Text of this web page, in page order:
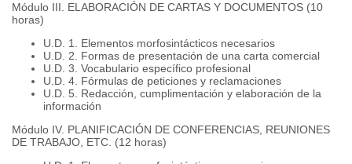
Módulo III. ELABORACIÓN DE CARTAS Y DOCUMENTOS (10
horas)
U.D. 1. Elementos morfosintácticos necesarios
U.D. 2. Formas de presentación de una carta comercial
U.D. 3. Vocabulario específico profesional
U.D. 4. Fórmulas de peticiones y reclamaciones
U.D. 5. Redacción, cumplimentación y elaboración de la
información
Módulo IV. PLANIFICACIÓN DE CONFERENCIAS, REUNIONES
DE TRABAJO, ETC. (12 horas)